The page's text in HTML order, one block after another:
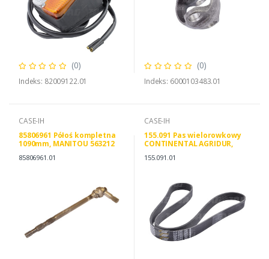
(0)
Indeks: 82009122.01
(0)
Indeks: 6000103483.01
CASE-IH
85806961 Półoś kompletna
1090mm, MANITOU 563212
85806961.01
CASE-IH
155.091 Pas wielorowkowy
CONTINENTAL AGRIDUR,
R536677
155.091.01